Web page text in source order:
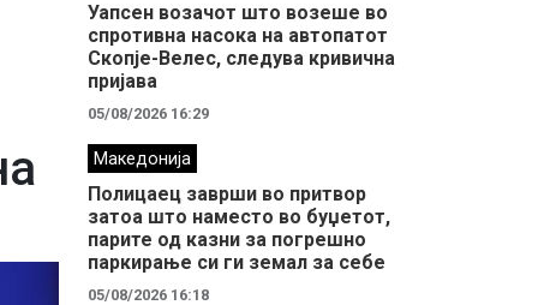
Уапсен возачот што возеше во
спротивна насока на автопатот
Скопје-Велес, следува кривична
пријава
05/08/2026 16:29
Македонија
Полицаец заврши во притвор
затоа што наместо во буџетот,
парите од казни за погрешно
паркирање си ги земал за себе
05/08/2026 16:18